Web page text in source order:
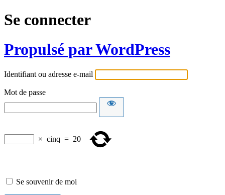
Se connecter
Propulsé par WordPress
Identifiant ou adresse e-mail
Mot de passe
× cinq = 20
Se souvenir de moi